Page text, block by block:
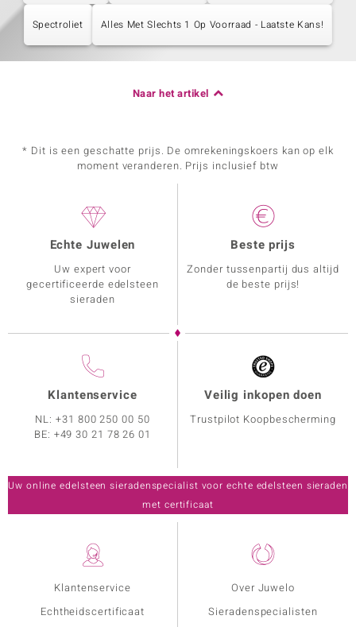
Spectroliet Alles Met Slechts 1 Op Voorraad - Laatste Kans!
Naar het artikel
* Dit is een geschatte prijs. De omrekeningskoers kan op elk
moment veranderen. Prijs inclusief btw
Klantenservice
Echtheidscertificaat
Over Juwelo
Sieradenspecialisten
Echte Juwelen
Uw expert voor
gecertificeerde edelsteen
sieraden
Beste prijs
Zonder tussenpartij dus altijd
de beste prijs!
Klantenservice
NL:+31 800 250 00 50
BE: +49 30 21 78 26 01
Veilig inkopen doen
Trustpilot Koopbescherming
Uw online edelsteen sieradenspecialist voor echte edelsteen sieraden
met certificaat